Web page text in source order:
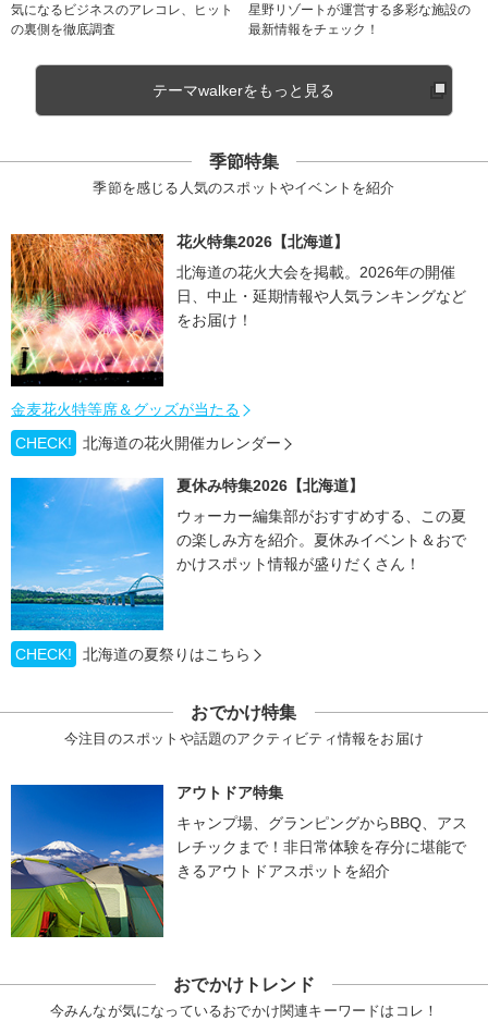
気になるビジネスのアレコレ、ヒット
の裏側を徹底調査
星野リゾートが運営する多彩な施設の
最新情報をチェック！
テーマwalkerをもっと見る
季節特集
季節を感じる人気のスポットやイベントを紹介
花火特集2026【北海道】
北海道の花火大会を掲載。2026年の開催
日、中止・延期情報や人気ランキングなど
をお届け！
金麦花火特等席＆グッズが当たる
CHECK!
北海道の花火開催カレンダー
夏休み特集2026【北海道】
ウォーカー編集部がおすすめする、この夏
の楽しみ方を紹介。夏休みイベント＆おで
かけスポット情報が盛りだくさん！
CHECK! 北海道の夏祭りはこちら
おでかけ特集
今注目のスポットや話題のアクティビティ情報をお届け
アウトドア特集
キャンプ場、グランピングからBBQ、アス
レチックまで！非日常体験を存分に堪能で
きるアウトドアスポットを紹介
おでかけトレンド
今みんなが気になっているおでかけ関連キーワードはコレ！